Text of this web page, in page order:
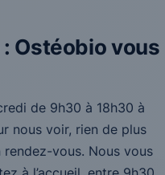
: Ostéobio vous
de 9h30 à 18h30 à
nous voir, rien de plus
vous. Nous vous